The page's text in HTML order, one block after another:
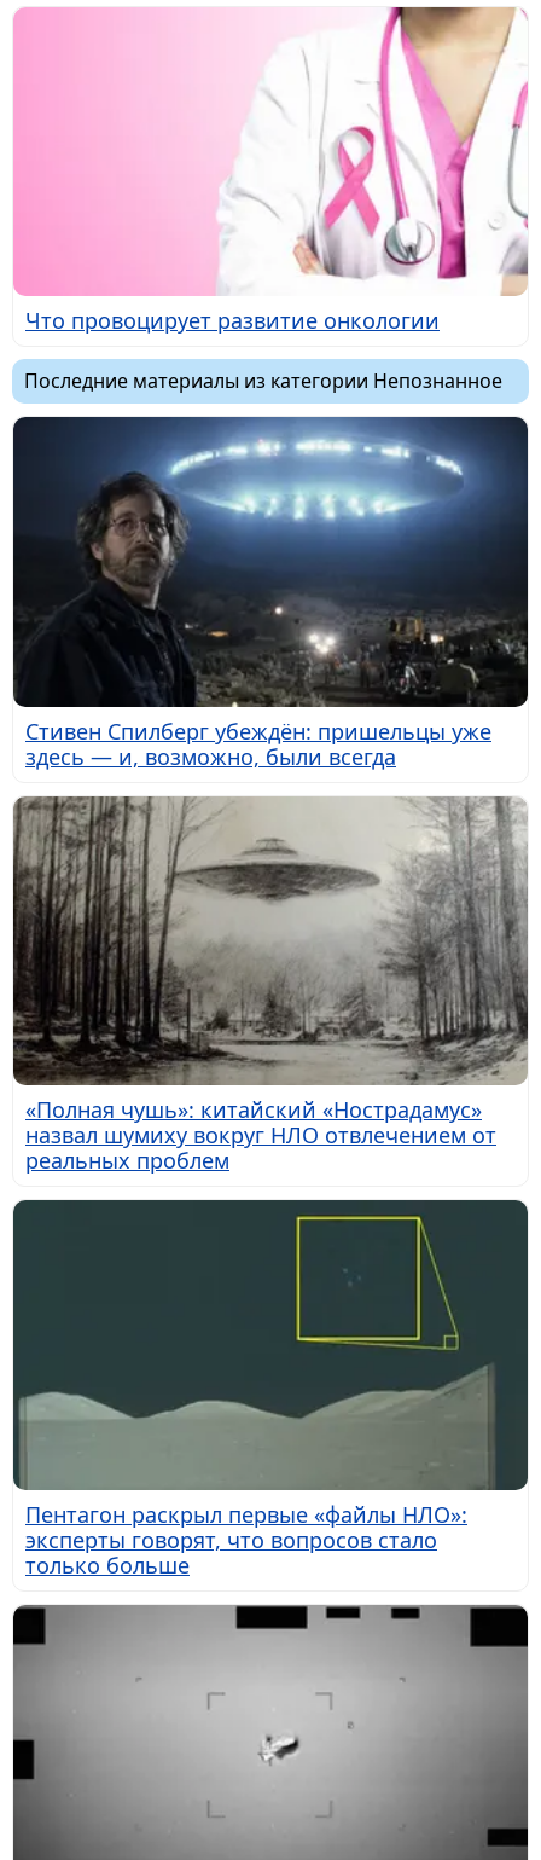
Что провоцирует развитие онкологии
Последние материалы из категории Непознанное
Стивен Спилберг убеждён: пришельцы уже
здесь — и, возможно, были всегда
«Полная чушь»: китайский «Нострадамус»
назвал шумиху вокруг НЛО отвлечением от
реальных проблем
Пентагон раскрыл первые «файлы НЛО»:
эксперты говорят, что вопросов стало
только больше